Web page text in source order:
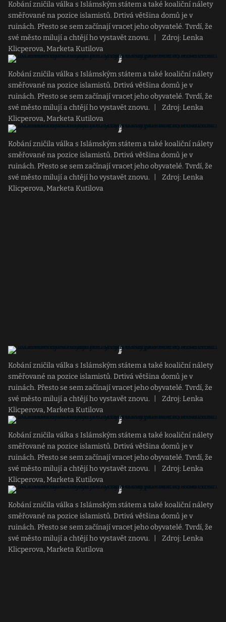
Kobání zničila válka s Islámským státem a také koaliční nálety
směřované na pozice islamistů. Drtivá většina domů je v
ruinách. Přesto se sem začínají vracet jeho obyvatelé. Tvrdí, že
své město milují a chtějí ho vystavět znovu.
Zdroj: Lenka
Klicperova, Marketa Kutilova
Kobání zničila válka s Islámským státem a také koaliční nálety
směřované na pozice islamistů. Drtivá většina domů je v
ruinách. Přesto se sem začínají vracet jeho obyvatelé. Tvrdí, že
své město milují a chtějí ho vystavět znovu.
Zdroj: Lenka
Klicperova, Marketa Kutilova
Kobání zničila válka s Islámským státem a také koaliční nálety
směřované na pozice islamistů. Drtivá většina domů je v
ruinách. Přesto se sem začínají vracet jeho obyvatelé. Tvrdí, že
své město milují a chtějí ho vystavět znovu.
Zdroj: Lenka
Klicperova, Marketa Kutilova
Kobání zničila válka s Islámským státem a také koaliční nálety
směřované na pozice islamistů. Drtivá většina domů je v
ruinách. Přesto se sem začínají vracet jeho obyvatelé. Tvrdí, že
své město milují a chtějí ho vystavět znovu.
Zdroj: Lenka
Klicperova, Marketa Kutilova
Kobání zničila válka s Islámským státem a také koaliční nálety
směřované na pozice islamistů. Drtivá většina domů je v
ruinách. Přesto se sem začínají vracet jeho obyvatelé. Tvrdí, že
své město milují a chtějí ho vystavět znovu.
Zdroj: Lenka
Klicperova, Marketa Kutilova
Kobání zničila válka s Islámským státem a také koaliční nálety
směřované na pozice islamistů. Drtivá většina domů je v
ruinách. Přesto se sem začínají vracet jeho obyvatelé. Tvrdí, že
své město milují a chtějí ho vystavět znovu.
Zdroj: Lenka
Klicperova, Marketa Kutilova